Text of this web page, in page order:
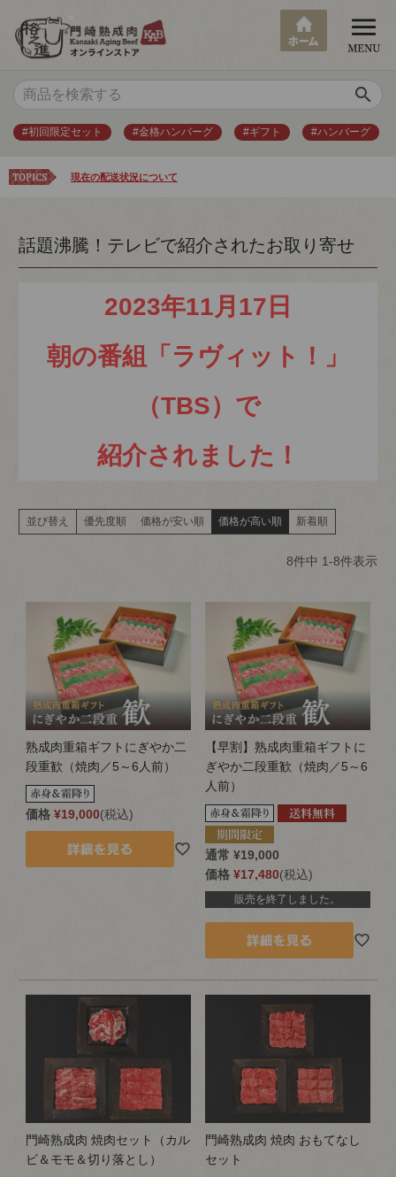
search
#初回限定セット #金格ハンバーグ #ギフト #ハンバーグ
現在の配送状況について
話題沸騰！テレビで紹介されたお取り寄せ
2023年11月17日
朝の番組「ラヴィット！」
（TBS）で
紹介されました！
並び替え 優先度順 価格が安い順 価格が高い順 新着順
8件中 1-8件表示
熟成肉重箱ギフトにぎやか二
段重歓（焼肉／5～6人前）
価格 ¥19,000 税込
【早割】熟成肉重箱ギフトに
ぎやか二段重歓（焼肉／5～6
人前）
通常 ¥19,000
価格 ¥17,480 税込
販売を終了しました。
門崎熟成肉 焼肉セット（カル
ビ＆モモ＆切り落とし）
門崎熟成肉 焼肉 おもてなし
セット